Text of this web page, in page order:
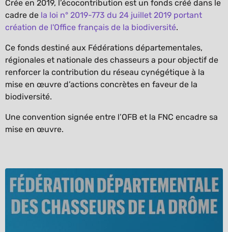
Crée en 2019, l’écocontribution est un fonds créé dans le
cadre de la loi n° 2019-773 du 24 juillet 2019 portant
création de l'Office français de la biodiversité.
Ce fonds destiné aux Fédérations départementales,
régionales et nationale des chasseurs a pour objectif de
renforcer la contribution du réseau cynégétique à la
mise en œuvre d’actions concrètes en faveur de la
biodiversité.
Une convention signée entre l’OFB et la FNC encadre sa
mise en œuvre.